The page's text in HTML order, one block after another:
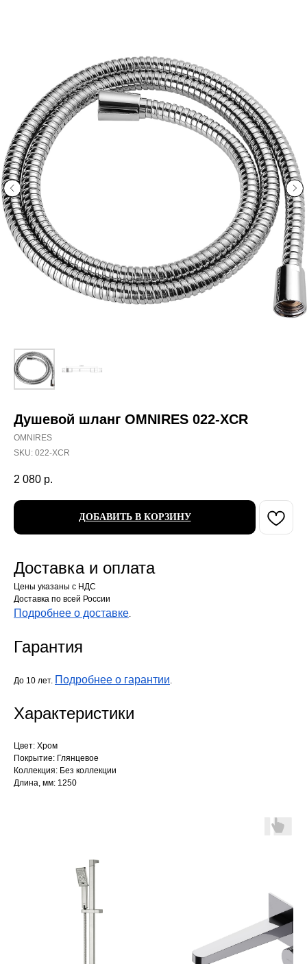
Душевой шланг OMNIRES 022-XCR
OMNIRES
SKU: 022-XCR
2 080 р.
ДОБАВИТЬ В КОРЗИНУ
Доставка и оплата
Цены указаны с НДС
Доставка по всей России
Подробнее о доставке.
Гарантия
До 10 лет. Подробнее о гарантии.
Характеристики
Цвет: Хром
Покрытие: Глянцевое
Коллекция: Без коллекции
Длина, мм: 1250